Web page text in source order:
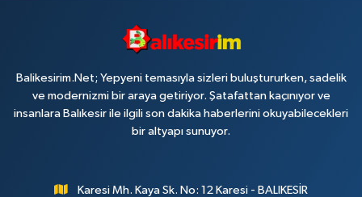
Balikesirim.Net; Yepyeni temasıyla sizleri buluştururken, sadelik
ve modernizmi bir araya getiriyor. Şatafattan kaçınıyor ve
insanlara Balıkesir ile ilgili son dakika haberlerini okuyabilecekleri
bir altyapı sunuyor.
Karesi Mh. Kaya Sk. No: 12 Karesi - BALIKESİR